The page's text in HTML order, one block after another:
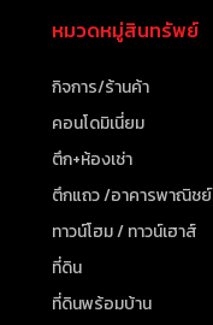
หมวดหมู่สินทรัพย์
กิจการ/ร้านค้า
คอนโดมิเนี่ยม
ตึก+ห้องเช่า
ตึกแถว /อาคารพาณิชย์
ทาวน์โฮม / ทาวน์เฮาส์
ที่ดิน
ที่ดินพร้อมบ้าน